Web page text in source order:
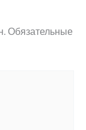
Обязательные